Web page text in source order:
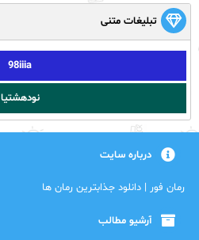
تبلیغات متنی
98iiia
نودهشتیا
درباره سایت
رمان فور | دانلود جذابترین رمان ها
آرشیو مطالب